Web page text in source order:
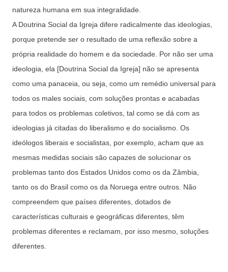
natureza humana em sua integralidade.
A Doutrina Social da Igreja difere radicalmente das ideologias,
porque pretende ser o resultado de uma reflexão sobre a
própria realidade do homem e da sociedade. Por não ser uma
ideologia, ela [Doutrina Social da Igreja] não se apresenta
como uma panaceia, ou seja, como um remédio universal para
todos os males sociais, com soluções prontas e acabadas
para todos os problemas coletivos, tal como se dá com as
ideologias já citadas do liberalismo e do socialismo. Os
ideólogos liberais e socialistas, por exemplo, acham que as
mesmas medidas sociais são capazes de solucionar os
problemas tanto dos Estados Unidos como os da Zâmbia,
tanto os do Brasil como os da Noruega entre outros. Não
compreendem que países diferentes, dotados de
características culturais e geográficas diferentes, têm
problemas diferentes e reclamam, por isso mesmo, soluções
diferentes.